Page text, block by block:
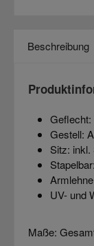
Beschreibung
Geflecht:
Gestell:
Sitz:
UV- und
Maße: